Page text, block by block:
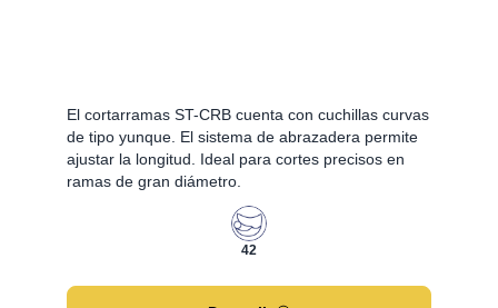
El cortarramas ST-CRB cuenta con cuchillas curvas
de tipo yunque. El sistema de abrazadera permite
ajustar la longitud. Ideal para cortes precisos en
ramas de gran diámetro.
42